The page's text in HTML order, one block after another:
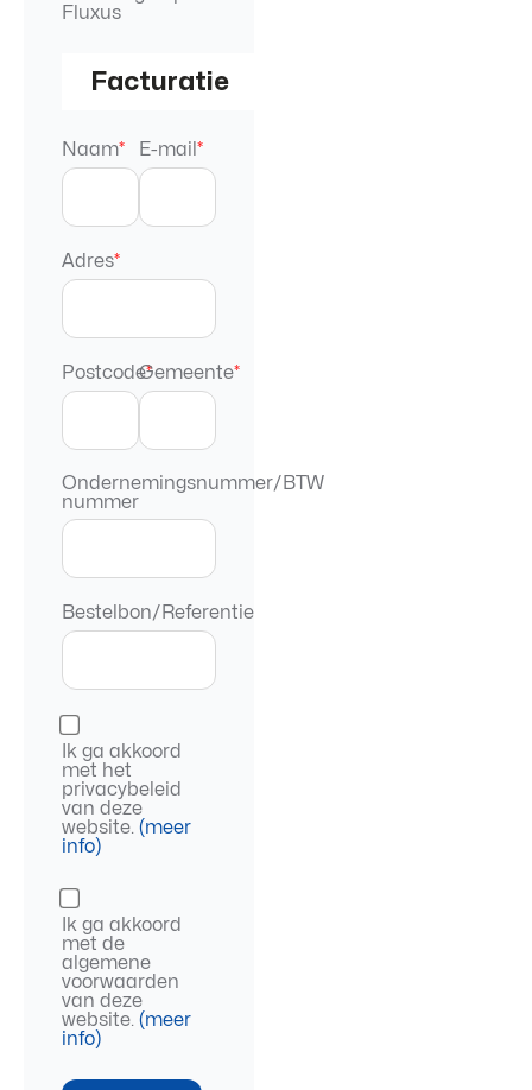
Fluxus
Facturatie
Naam* E-mail *
Adres*
Postcode*
Gemeente*
Ondernemingsnummer/BTW
nummer
Bestelbon/Referentie
Ik ga akkoord
met het
privacybeleid
van deze
website. (meer
info)
Ik ga akkoord
met de
algemene
voorwaarden
van deze
website. (meer
info)